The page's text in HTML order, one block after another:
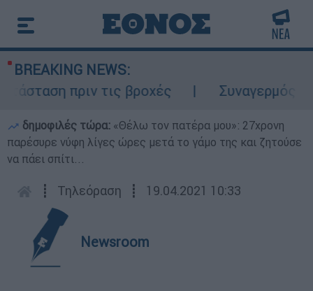
BREAKING NEWS:
πριν τις βροχές
Συναγερμός
δημοφιλές τώρα: «Θέλω τον πατέρα μου»: 27χρονη
παρέσυρε νύφη λίγες ώρες μετά το γάμο της και ζητούσε
να πάει σπίτι...
┋ Τηλεόραση ┋ 19.04.2021 10:33
Newsroom